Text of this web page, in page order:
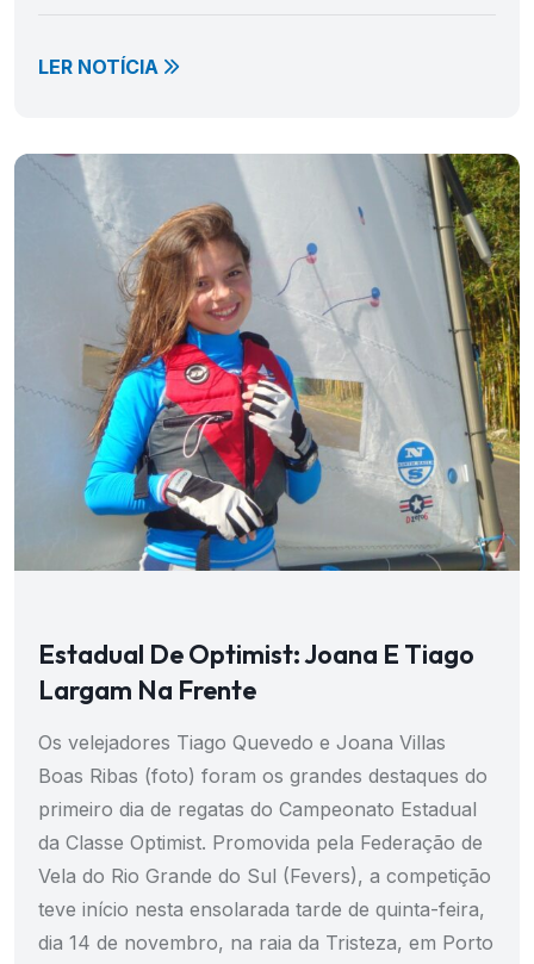
LER NOTÍCIA
Estadual De Optimist: Joana E Tiago
Largam Na Frente
Os velejadores Tiago Quevedo e Joana Villas
Boas Ribas (foto) foram os grandes destaques do
primeiro dia de regatas do Campeonato Estadual
da Classe Optimist. Promovida pela Federação de
Vela do Rio Grande do Sul (Fevers), a competição
teve início nesta ensolarada tarde de quinta-feira,
dia 14 de novembro, na raia da Tristeza, em Porto